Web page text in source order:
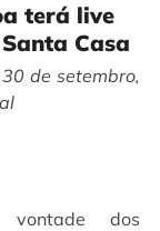
terá live
Casa
de setembro,
dos